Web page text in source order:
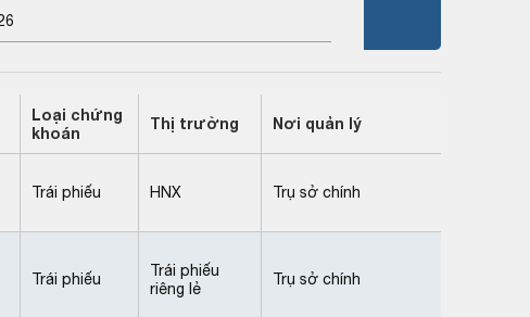
Loại chứng
khoán
Thị trường Nơi quản lý
Trái phiếu HNX Trụ sở chính
Trái phiếu
Trái phiếu
riêng lẻ
Trụ sở chính